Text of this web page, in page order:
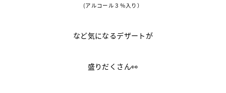
(アルコール３％入り）
など気になるデザートが
盛りだくさん👀